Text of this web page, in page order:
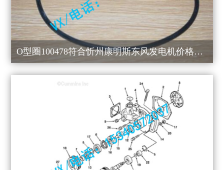
O型圈100478符合忻州康明斯东风发电机价格实惠